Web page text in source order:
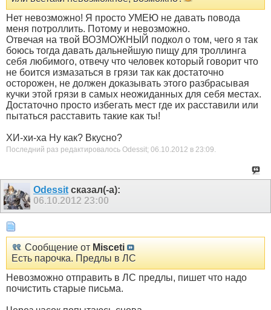
Нет невозможно! Я просто УМЕЮ не давать повода
меня потроллить. Потому и невозможно.
Отвечая на твой ВОЗМОЖНЫЙ подкол о том, чего я так
боюсь тогда давать дальнейшую пищу для троллинга
себя любимого, отвечу что человек который говорит что
не боится измазаться в грязи так как достаточно
осторожен, не должен доказывать этого разбрасывая
кучки этой грязи в самых неожиданных для себя местах.
Достаточно просто избегать мест где их расставили или
пытаться расставить такие как ты!
ХИ-хи-ха Ну как? Вкусно?
Последний раз редактировалось Odessit; 06.10.2012 в 23:09.
Odessit сказал(-а):
06.10.2012 23:00
Сообщение от Misceti
Есть парочка. Предлы в ЛС
Невозможно отправить в ЛС предлы, пишет что надо
почистить старые письма.